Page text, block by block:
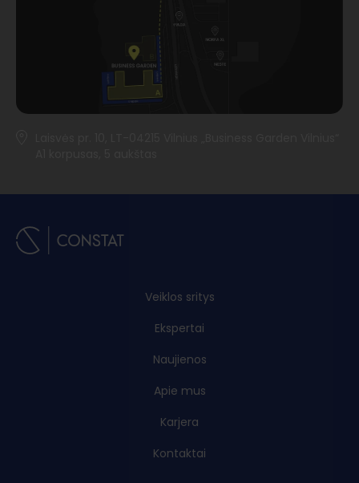
Veiklos sritys
Ekspertai
Naujienos
Apie mus
Karjera
Kontaktai